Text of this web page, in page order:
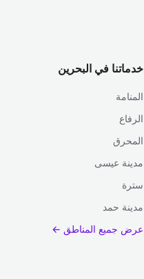
خدماتنا في البحرين
المنامة
الرفاع
المحرق
مدينة عيسى
سترة
مدينة حمد
عرض جميع المناطق ←